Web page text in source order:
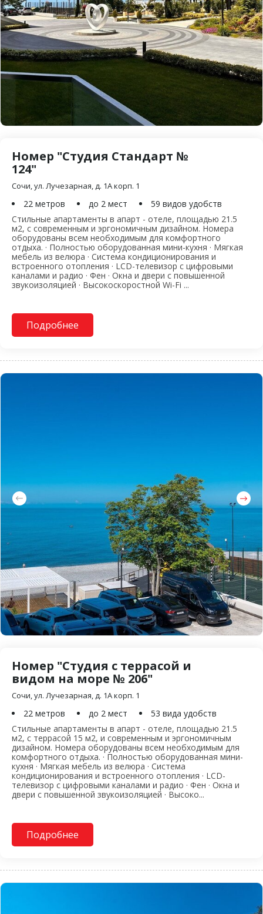
Номер "Студия Стандарт №
124"
Сочи, ул. Лучезарная, д. 1А корп. 1
22 метров до 2 мест
59 видов удобств
Стильные апартаменты в апарт - отеле, площадью 21.5
м2, с современным и эргономичным дизайном. Номера
оборудованы всем необходимым для комфортного
отдыха. · Полностью оборудованная мини-кухня · Мягкая
мебель из велюра · Система кондиционирования и
встроенного отопления · LCD-телевизор с цифровыми
каналами и радио · Фен · Окна и двери с повышенной
звукоизоляцией · Высокоскоростной Wi-Fi ...
Подробнее
Номер "Студия с террасой и
видом на море № 206"
Сочи, ул. Лучезарная, д. 1А корп. 1
22 метров до 2 мест
53 вида удобств
Стильные апартаменты в апарт - отеле, площадью 21.5
м2, с террасой 15 м2, и современным и эргономичным
дизайном. Номера оборудованы всем необходимым для
комфортного отдыха. · Полностью оборудованная мини-
кухня · Мягкая мебель из велюра · Система
кондиционирования и встроенного отопления · LCD-
телевизор с цифровыми каналами и радио · Фен · Окна и
двери с повышенной звукоизоляцией · Высоко...
Подробнее